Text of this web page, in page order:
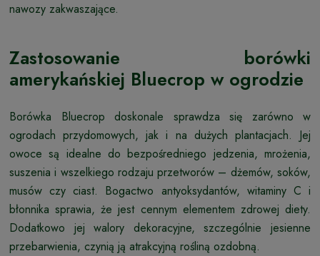
nawozy zakwaszające.
Zastosowanie borówki
amerykańskiej Bluecrop w ogrodzie
Borówka Bluecrop doskonale sprawdza się zarówno w
ogrodach przydomowych, jak i na dużych plantacjach. Jej
owoce są idealne do bezpośredniego jedzenia, mrożenia,
suszenia i wszelkiego rodzaju przetworów – dżemów, soków,
musów czy ciast. Bogactwo antyoksydantów, witaminy C i
błonnika sprawia, że jest cennym elementem zdrowej diety.
Dodatkowo jej walory dekoracyjne, szczególnie jesienne
przebarwienia, czynią ją atrakcyjną rośliną ozdobną.